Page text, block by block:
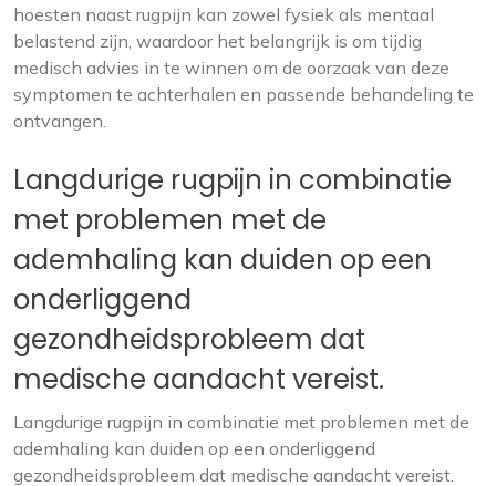
hoesten naast rugpijn kan zowel fysiek als mentaal
belastend zijn, waardoor het belangrijk is om tijdig
medisch advies in te winnen om de oorzaak van deze
symptomen te achterhalen en passende behandeling te
ontvangen.
Langdurige rugpijn in combinatie
met problemen met de
ademhaling kan duiden op een
onderliggend
gezondheidsprobleem dat
medische aandacht vereist.
Langdurige rugpijn in combinatie met problemen met de
ademhaling kan duiden op een onderliggend
gezondheidsprobleem dat medische aandacht vereist.